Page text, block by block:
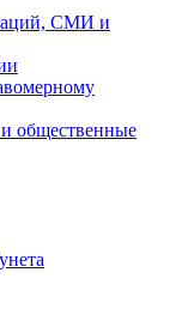
СМИ и
общественные